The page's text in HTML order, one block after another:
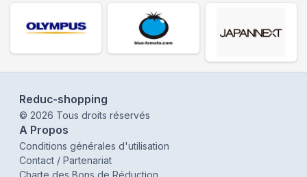
Reduc-shopping
© 2026 Tous droits réservés
A Propos
Conditions générales d'utilisation
Contact / Partenariat
Charte des Bons de Réduction